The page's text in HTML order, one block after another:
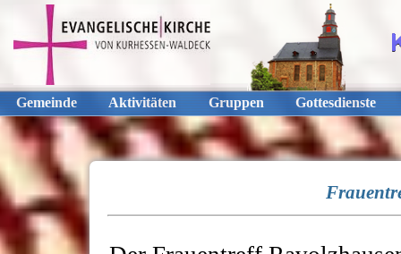
Gemeinde Aktivitäten Gruppen Gottesdienste